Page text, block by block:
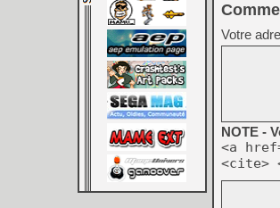
Votre
NOTE -
<a
<cite>